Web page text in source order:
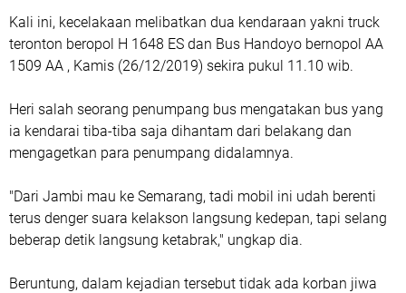
Kali ini, kecelakaan melibatkan dua kendaraan yakni truck
teronton beropol H 1648 ES dan Bus Handoyo bernopol AA
1509 AA , Kamis (26/12/2019) sekira pukul 11.10 wib.
Heri salah seorang penumpang bus mengatakan bus yang
ia kendarai tiba-tiba saja dihantam dari belakang dan
mengagetkan para penumpang didalamnya.
"Dari Jambi mau ke Semarang, tadi mobil ini udah berenti
terus denger suara kelakson langsung kedepan, tapi selang
beberap detik langsung ketabrak," ungkap dia.
Beruntung, dalam kejadian tersebut tidak ada korban jiwa